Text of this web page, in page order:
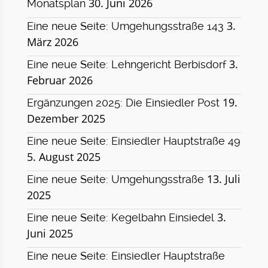
Monatsplan
Eine neue Seite: Umgehungsstraße 143 3.
März 2026
Eine neue Seite: Lehngericht Berbisdorf 3.
Februar 2026
Ergänzungen 2025: Die Einsiedler Post 19.
Dezember 2025
Eine neue Seite: Einsiedler Hauptstraße 49
5. August 2025
Eine neue Seite: Umgehungsstraße 13. Juli
2025
Eine neue Seite: Kegelbahn Einsiedel 3.
Juni 2025
Eine neue Seite: Einsiedler Hauptstraße